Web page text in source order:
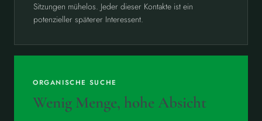
Sitzungen mühelos. Jeder dieser Kontakte ist ein
potenzieller späterer Interessent.
ORGANISCHE SUCHE
Wenig Menge, hohe Absicht